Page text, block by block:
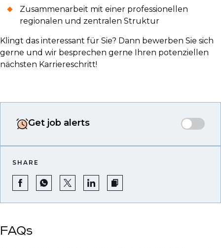
Zusammenarbeit mit einer professionellen
regionalen und zentralen Struktur
Klingt das interessant für Sie? Dann bewerben Sie sich
gerne und wir besprechen gerne Ihren potenziellen
nächsten Karriereschritt!
Get job alerts
SHARE
FAQs